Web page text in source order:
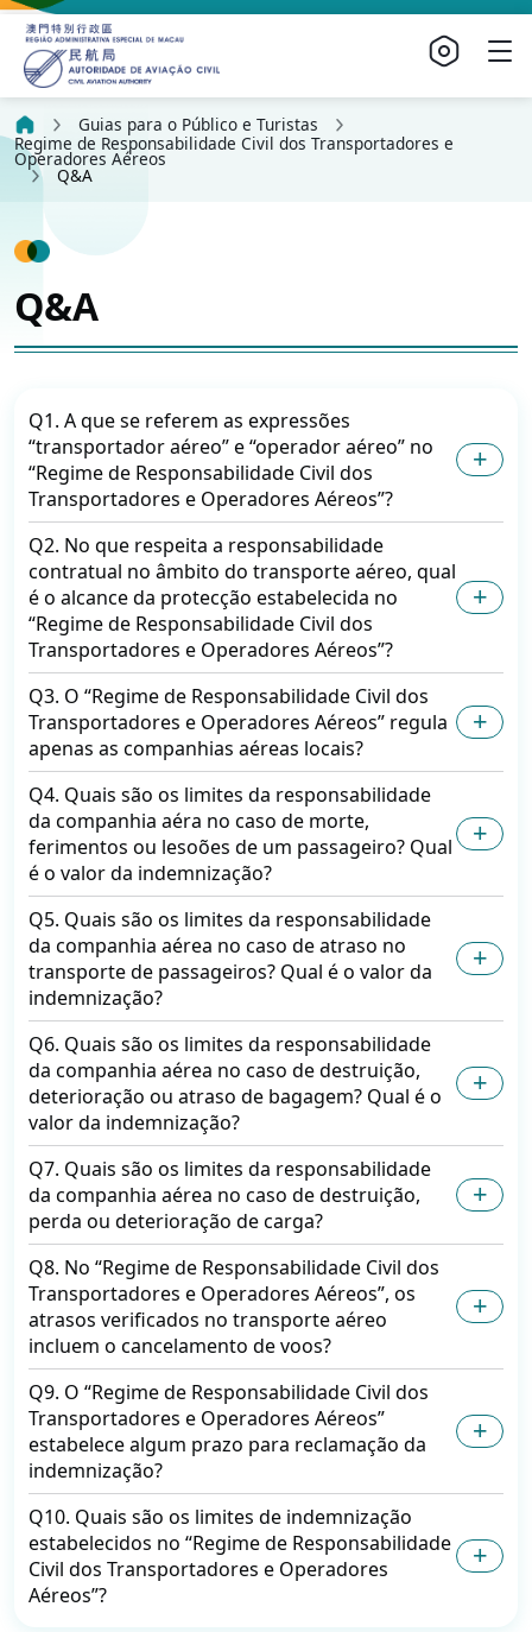
Guias para o Público e Turistas
Regime de Responsabilidade Civil dos Transportadores e
Operadores Aéreos
Q&A
Q&A
Q1. A que se referem as expressões
“transportador aéreo” e “operador aéreo” no
“Regime de Responsabilidade Civil dos
Transportadores e Operadores Aéreos”?
Q2. No que respeita a responsabilidade
contratual no âmbito do transporte aéreo, qual
é o alcance da protecção estabelecida no
“Regime de Responsabilidade Civil dos
Transportadores e Operadores Aéreos”?
Q3. O “Regime de Responsabilidade Civil dos
Transportadores e Operadores Aéreos” regula
apenas as companhias aéreas locais?
Q4. Quais são os limites da responsabilidade
da companhia aéra no caso de morte,
ferimentos ou lesoões de um passageiro? Qual
é o valor da indemnização?
Q5. Quais são os limites da responsabilidade
da companhia aérea no caso de atraso no
transporte de passageiros? Qual é o valor da
indemnização?
Q6. Quais são os limites da responsabilidade
da companhia aérea no caso de destruição,
deterioração ou atraso de bagagem? Qual é o
valor da indemnização?
Q7. Quais são os limites da responsabilidade
da companhia aérea no caso de destruição,
perda ou deterioração de carga?
Q8. No “Regime de Responsabilidade Civil dos
Transportadores e Operadores Aéreos”, os
atrasos verificados no transporte aéreo
incluem o cancelamento de voos?
Q9. O “Regime de Responsabilidade Civil dos
Transportadores e Operadores Aéreos”
estabelece algum prazo para reclamação da
indemnização?
Q10. Quais são os limites de indemnização
estabelecidos no “Regime de Responsabilidade
Civil dos Transportadores e Operadores
Aéreos”?